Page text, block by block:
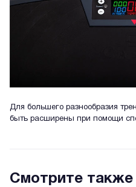
Для большего разнообразия
быть расширены при помощи
Смотрите также